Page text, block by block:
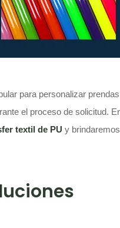
para personalizar
el proceso de solicitud.
textil de PU y